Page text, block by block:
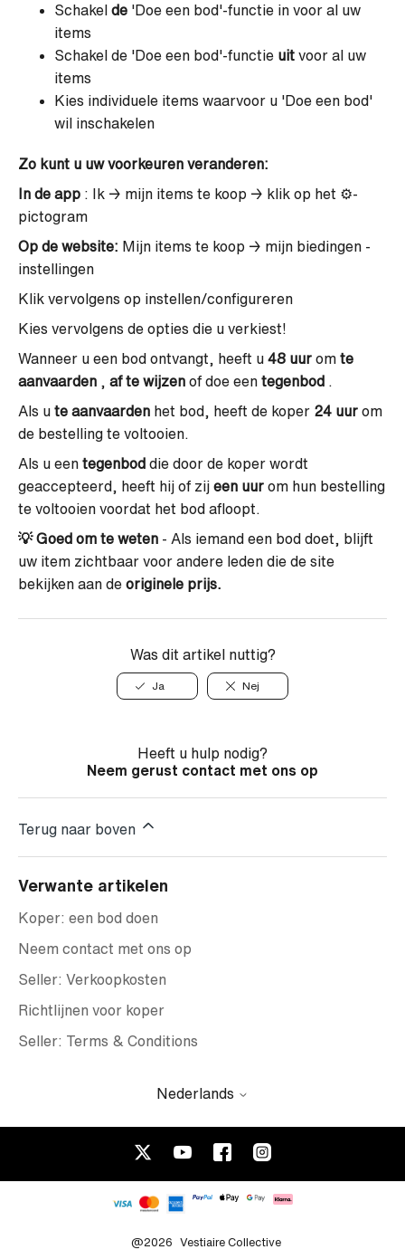
Schakel de 'Doe een bod'-functie in voor al uw
items
Schakel de 'Doe een bod'-functie uit voor al uw
items
Kies individuele items waarvoor u 'Doe een bod'
wil inschakelen
Zo kunt u uw voorkeuren veranderen:
In de app : Ik → mijn items te koop → klik op het ⚙️-
pictogram
Op de website: Mijn items te koop → mijn biedingen -
instellingen
Klik vervolgens op instellen/configureren
Kies vervolgens de opties die u verkiest!
Wanneer u een bod ontvangt, heeft u 48 uur om te
aanvaarden
af te wijzen of doe een tegenbod
Als u te aanvaarden het bod, heeft de koper 24 uur om
de bestelling te voltooien.
Als u een tegenbod die door de koper wordt
geaccepteerd, heeft hij of zij een uur om hun bestelling
te voltooien voordat het bod afloopt.
💡Goed om te weten - Als iemand een bod doet, blijft
uw item zichtbaar voor andere leden die de site
bekijken aan de originele prijs.
Was dit artikel nuttig?
Ja Nej
Heeft u hulp nodig?
Neem gerust contact met ons op
Terug naar boven
Verwante artikelen
Koper: een bod doen
Neem contact met ons op
Seller: Verkoopkosten
Richtlijnen voor koper
Seller: Terms & Conditions
Nederlands
@2026 Vestiaire Collective